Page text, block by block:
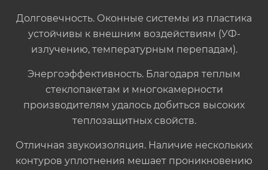
Долговечность. Оконные системы из пластика
устойчивы к внешним воздействиям (УФ-
излучению, температурным перепадам).
Энергоэффективность. Благодаря теплым
стеклопакетам и многокамерности
производителям удалось добиться высоких
теплозащитных свойств.
Отличная звукоизоляция. Наличие нескольких
контуров уплотнения мешает проникновению